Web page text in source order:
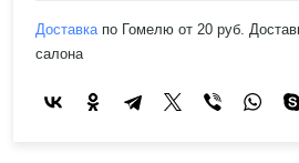
Доставкапо Гомелю от 20 руб.
салона